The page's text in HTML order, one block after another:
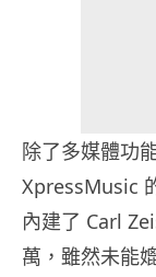
除了多媒體功
XpressMusic
內建了 Carl
萬，雖然未能